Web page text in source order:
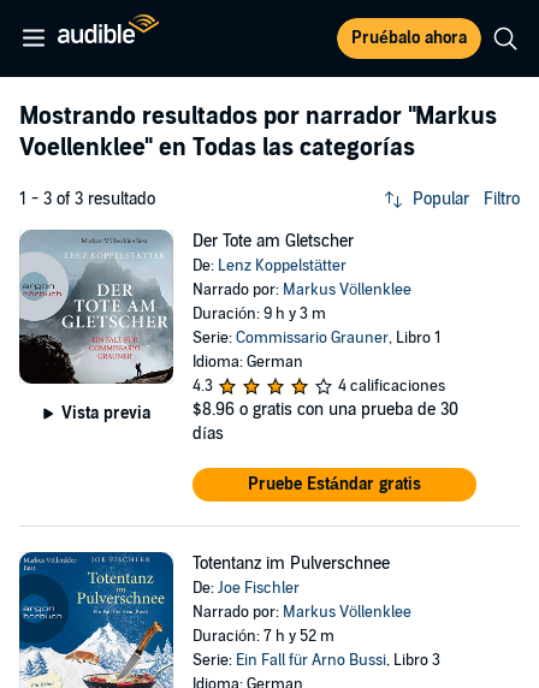
Pruébalo ahora
Mostrando resultados por narrador "Markus
Voellenklee" en Todas las categorías
1 - 3 of 3 resultado Popular Filtro
Vista previa
Der Tote am Gletscher
De: Lenz Koppelstätter
Narrado por: Markus Völlenklee
Duración: 9 h y 3 m
Serie:Commissario Grauner, Libro 1
Idioma: German
4.3
4 calificaciones
$8.96 o gratis con una prueba de 30
días
Pruebe Estándar gratis
Totentanz im Pulverschnee
De:Joe Fischler
Narrado por: Markus Völlenklee
Duración: 7 h y 52 m
Serie: Ein Fall für Arno Bussi, Libro 3